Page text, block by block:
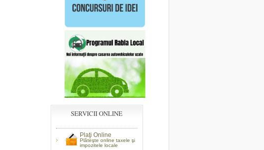
SERVICII ONLINE
Plaţi Online
Plăteşte online taxele şi
impozitele locale